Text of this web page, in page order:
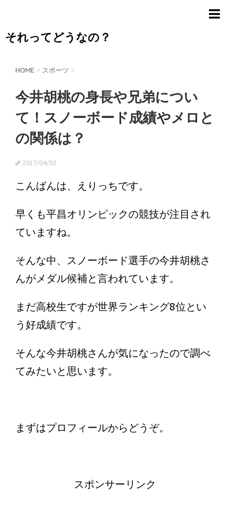
それってどうなの？
HOME > スポーツ >
今井胡桃の身長や兄弟につい
て！スノーボード成績やメロと
の関係は？
2017/04/30
こんばんは、えりっちです。
早くも平昌オリンピックの競技が注目され
ていますね。
そんな中、スノーボード選手の今井胡桃さ
んがメダル候補と言われています。
まだ高校生ですが世界ランキング8位とい
う好成績です。
そんな今井胡桃さんが気になったので調べ
てみたいと思います。
まずはプロフィールからどうぞ。
スポンサーリンク